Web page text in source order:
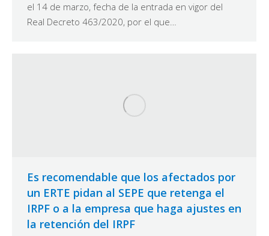
el 14 de marzo, fecha de la entrada en vigor del
Real Decreto 463/2020, por el que…
Es recomendable que los afectados por
un ERTE pidan al SEPE que retenga el
IRPF o a la empresa que haga ajustes en
la retención del IRPF